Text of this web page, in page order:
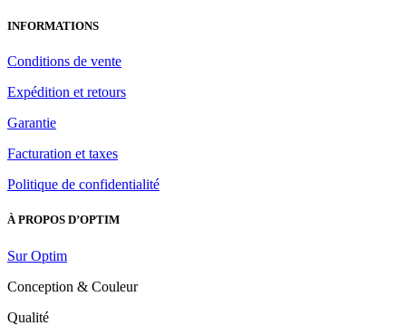
INFORMATIONS
Conditions de vente
Expédition et retours
Garantie
Facturation et taxes
Politique de confidentialité
À PROPOS D’OPTIM
Sur Optim
Conception & Couleur
Qualité